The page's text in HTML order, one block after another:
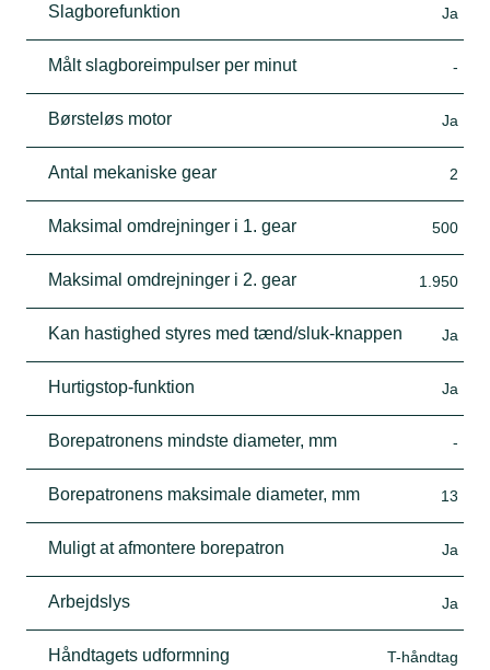
Slagborefunktion Ja
Målt slagboreimpulser per minut -
Børsteløs motor Ja
Antal mekaniske gear 2
Maksimal omdrejninger i 1. gear 500
Maksimal omdrejninger i 2. gear 1.950
Kan hastighed styres med tænd/sluk-knappen Ja
Hurtigstop-funktion Ja
Borepatronens mindste diameter, mm -
Borepatronens maksimale diameter, mm 13
Muligt at afmontere borepatron Ja
Arbejdslys Ja
Håndtagets udformning T-håndtag